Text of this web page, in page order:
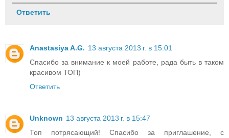
Ответить
Anastasiya A.G. 13 августа 2013 г. в 15:01
Спасибо за внимание к моей работе, рада быть в таком
красивом ТОП)
Ответить
Unknown 13 августа 2013 г. в 15:47
Топ потрясающий! Спасибо за приглашение, с